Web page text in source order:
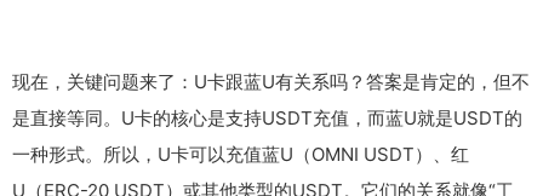
现在，关键问题来了：U卡跟蓝U有关系吗？答案是肯定的，但不
是直接等同。U卡的核心是支持USDT充值，而蓝U就是USDT的
一种形式。所以，U卡可以充值蓝U（OMNI USDT）、红
U（ERC-20 USDT）或其他类型的USDT。它们的关系就像“工